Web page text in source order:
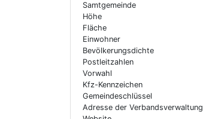
Samtgemeinde
Höhe
Fläche
Einwohner
Bevölkerungsdichte
Postleitzahlen
Vorwahl
Kfz-Kennzeichen
Gemeindeschlüssel
Adresse der Verbandsverwaltung